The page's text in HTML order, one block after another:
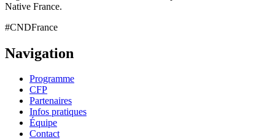
Native France.
#CNDFrance
Navigation
Programme
CFP
Partenaires
Infos pratiques
Équipe
Contact